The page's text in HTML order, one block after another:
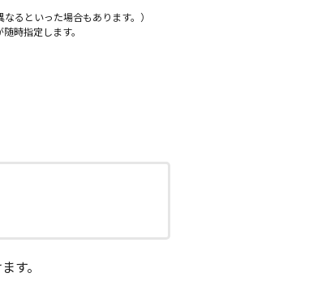
るといった場合もあります。）
時指定します。
す。